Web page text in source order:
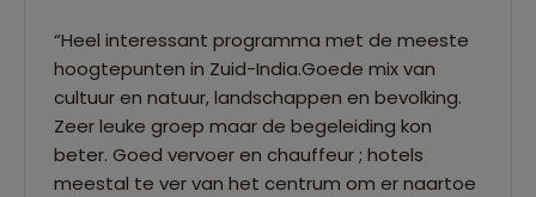
“Heel interessant programma met de meeste
hoogtepunten in Zuid-India.Goede mix van
cultuur en natuur, landschappen en bevolking.
Zeer leuke groep maar de begeleiding kon
beter. Goed vervoer en chauffeur ; hotels
meestal te ver van het centrum om er naartoe